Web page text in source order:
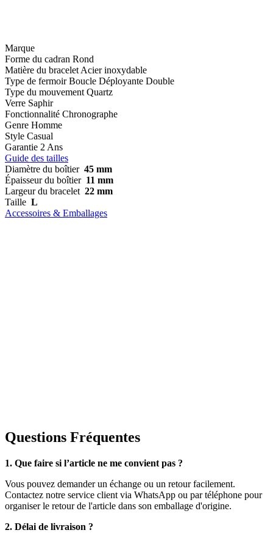
Marque
Forme du cadran Rond
Matière du bracelet Acier inoxydable
Type de fermoir Boucle Déployante Double
Type du mouvement Quartz
Verre Saphir
Fonctionnalité Chronographe
Genre Homme
Style Casual
Garantie 2 Ans
Guide des tailles
Diamètre du boîtier 45 mm
Épaisseur du boîtier 11 mm
Largeur du bracelet 22 mm
Taille L
Accessoires & Emballages
Questions Fréquentes
1. Que faire si l’article ne me convient pas ?
Vous pouvez demander un échange ou un retour facilement.
Contactez notre service client via WhatsApp ou par téléphone pour
organiser le retour de l'article dans son emballage d'origine.
2. Délai de livraison ?